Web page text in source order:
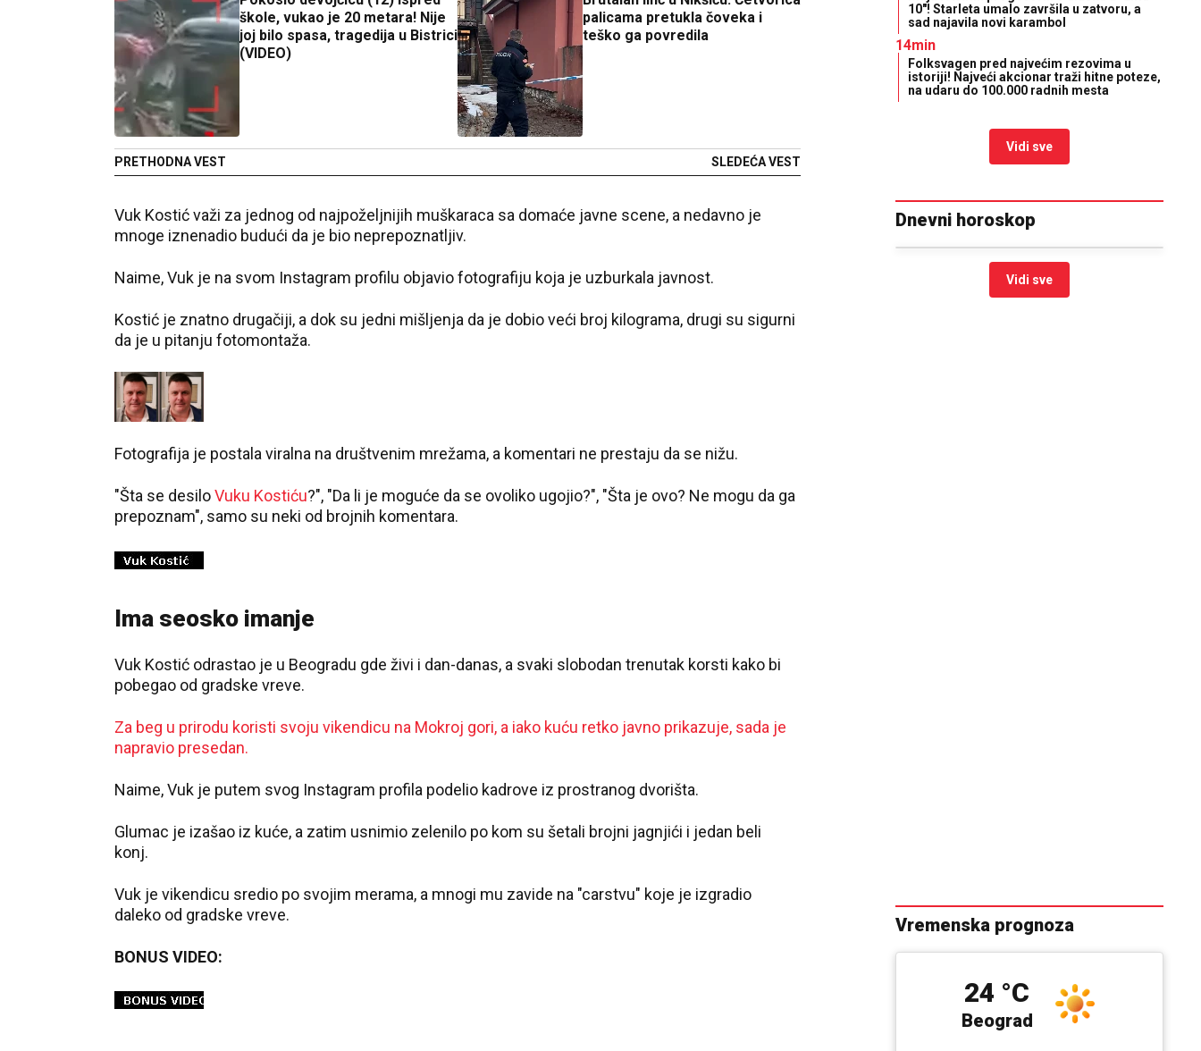
škole, vukao je 20 metara! Nije
joj bilo spasa, tragedija u Bistrici
(VIDEO)
PRETHODNA VEST
palicama pretukla čoveka i
teško ga povredila
SLEDEĆA VEST
Vuk Kostić važi za jednog od najpoželjnijih muškaraca sa domaće javne scene, a nedavno je
mnoge iznenadio budući da je bio neprepoznatljiv.
Naime, Vuk je na svom Instagram profilu objavio fotografiju koja je uzburkala javnost.
Kostić je znatno drugačiji, a dok su jedni mišljenja da je dobio veći broj kilograma, drugi su sigurni
da je u pitanju fotomontaža.
Fotografija je postala viralna na društvenim mrežama, a komentari ne prestaju da se nižu.
"Šta se desiloVuku Kostiću?", "Da li je moguće da se ovoliko ugojio?", "Šta je ovo? Ne mogu da ga
prepoznam", samo su neki od brojnih komentara.
Ima seosko imanje
Vuk Kostić odrastao je u Beogradu gde živi i dan-danas, a svaki slobodan trenutak korsti kako bi
pobegao od gradske vreve.
Za beg u prirodu koristi svoju vikendicu na Mokroj gori, a iako kuću retko javno prikazuje, sada je
napravio presedan.
Naime, Vuk je putem svog Instagram profila podelio kadrove iz prostranog dvorišta.
Glumac je izašao iz kuće, a zatim usnimio zelenilo po kom su šetali brojni jagnjići i jedan beli
konj.
Vuk je vikendicu sredio po svojim merama, a mnogi mu zavide na "carstvu" koje je izgradio
daleko od gradske vreve.
BONUS VIDEO:
10"! Starleta umalo završila u zatvoru, a
sad najavila novi karambol
14min
Folksvagen pred najvećim rezovima u
istoriji! Najveći akcionar traži hitne poteze,
na udaru do 100.000 radnih mesta
Vidi sve
Dnevni horoskop
Vidi sve
Vremenska prognoza
Beograd
24 °C